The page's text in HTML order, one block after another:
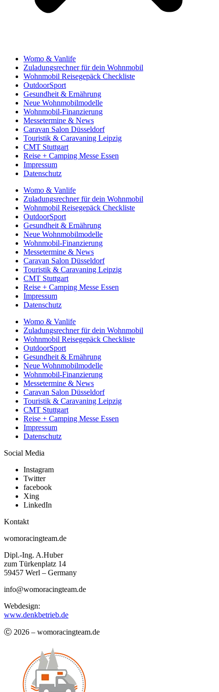
Womo & Vanlife
Zuladungsrechner für dein Wohnmobil
Wohnmobil Reisegepäck Checkliste
OutdoorSport
Gesundheit & Ernährung
Neue Wohnmobilmodelle
Wohnmobil-Finanzierung
Messetermine & News
Caravan Salon Düsseldorf
Touristik & Caravaning Leipzig
CMT Stuttgart
Reise + Camping Messe Essen
Impressum
Datenschutz
Womo & Vanlife
Zuladungsrechner für dein Wohnmobil
Wohnmobil Reisegepäck Checkliste
OutdoorSport
Gesundheit & Ernährung
Neue Wohnmobilmodelle
Wohnmobil-Finanzierung
Messetermine & News
Caravan Salon Düsseldorf
Touristik & Caravaning Leipzig
CMT Stuttgart
Reise + Camping Messe Essen
Impressum
Datenschutz
Womo & Vanlife
Zuladungsrechner für dein Wohnmobil
Wohnmobil Reisegepäck Checkliste
OutdoorSport
Gesundheit & Ernährung
Neue Wohnmobilmodelle
Wohnmobil-Finanzierung
Messetermine & News
Caravan Salon Düsseldorf
Touristik & Caravaning Leipzig
CMT Stuttgart
Reise + Camping Messe Essen
Impressum
Datenschutz
Social Media
Instagram
Twitter
facebook
Xing
LinkedIn
Kontakt
womoracingteam.de
Dipl.-Ing. A.Huber
zum Türkenplatz 14
59457 Werl – Germany
info@womoracingteam.de
Webdesign:
www.denkbetrieb.de
Ⓒ 2026 – womoracingteam.de